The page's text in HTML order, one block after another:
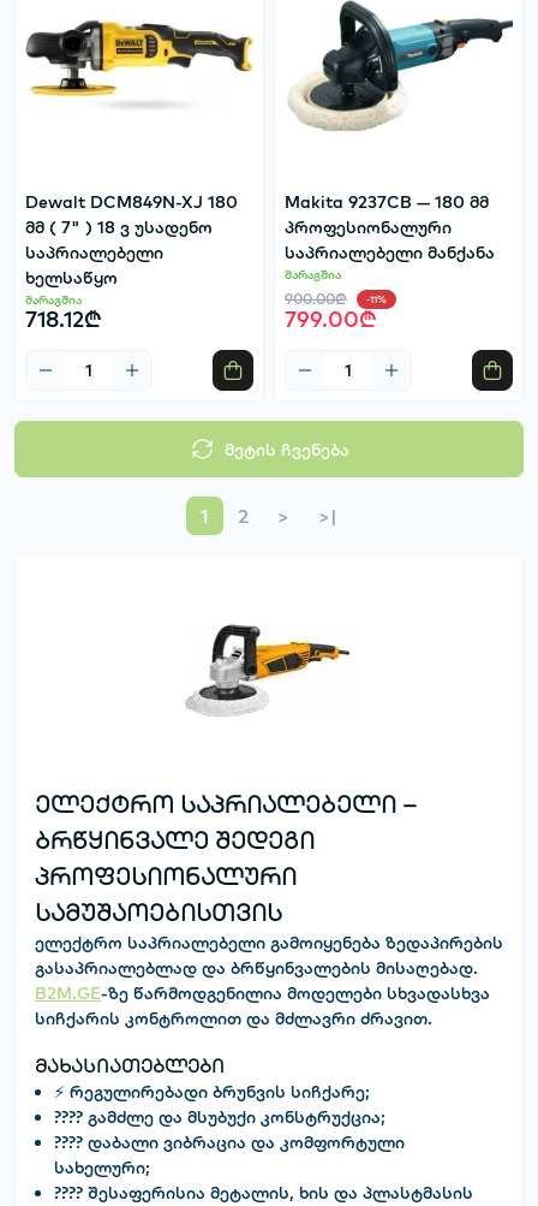
Dewalt DCM849N-XJ 180
მმ ( 7" ) 18 ვ უსადენო
საპრიალებელი
ხელსაწყო
მარაგშია
718.12₾
Makita 9237CB — 180 მმ
პროფესიონალური
საპრიალებელი მანქანა
მარაგშია
900.00₾ -11%
799.00₾
მეტის ჩვენება
1 2 > >|
ელექტრო საპრიალებელი –
ბრწყინვალე შედეგი
პროფესიონალური
სამუშაოებისთვის
ელექტრო საპრიალებელი გამოიყენება ზედაპირების
გასაპრიალებლად და ბრწყინვალების მისაღებად.
B2M.GE-ზე წარმოდგენილია მოდელები სხვადასხვა
სიჩქარის კონტროლით და მძლავრი ძრავით.
მახასიათებლები
⚡ რეგულირებადი ბრუნვის სიჩქარე;
???? გამძლე და მსუბუქი კონსტრუქცია;
???? დაბალი ვიბრაცია და კომფორტული
სახელური;
???? შესაფერისია მეტალის, ხის და პლასტმასის